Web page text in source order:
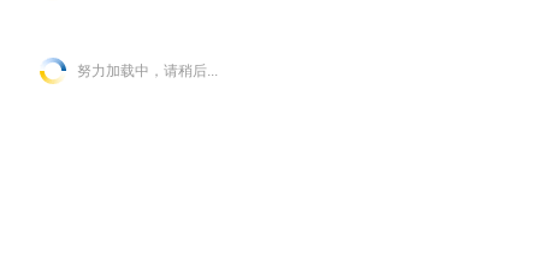
努力加载中，请稍后...